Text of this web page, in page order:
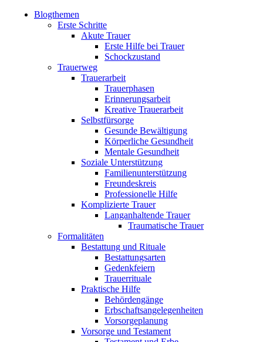
Blogthemen
Erste Schritte
Akute Trauer
Erste Hilfe bei Trauer
Schockzustand
Trauerweg
Trauerarbeit
Trauerphasen
Erinnerungsarbeit
Kreative Trauerarbeit
Selbstfürsorge
Gesunde Bewältigung
Körperliche Gesundheit
Mentale Gesundheit
Soziale Unterstützung
Familienunterstützung
Freundeskreis
Professionelle Hilfe
Komplizierte Trauer
Langanhaltende Trauer
Traumatische Trauer
Formalitäten
Bestattung und Rituale
Bestattungsarten
Gedenkfeiern
Trauerrituale
Praktische Hilfe
Behördengänge
Erbschaftsangelegenheiten
Vorsorgeplanung
Vorsorge und Testament